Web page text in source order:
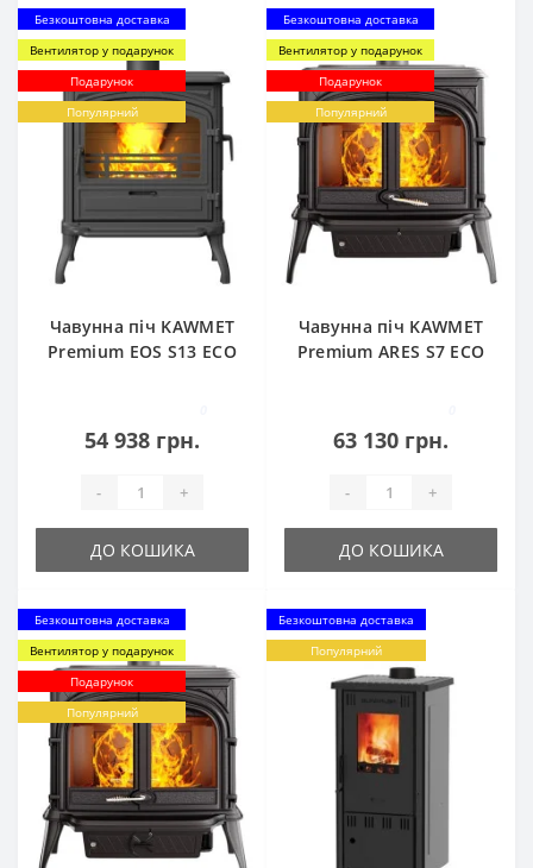
Безкоштовна доставка
Вентилятор у подарунок
Подарунок
Популярний
Чавунна піч KAWMET
Premium EOS S13 ECO
54 938 грн.
- +
ДО КОШИКА
Безкоштовна доставка
Вентилятор у подарунок
Подарунок
Популярний
Чавунна піч KAWMET
Premium ARES S7 ECO
63 130 грн.
- +
ДО КОШИКА
Безкоштовна доставка
Вентилятор у подарунок
Подарунок
Популярний
Безкоштовна доставка
Популярний